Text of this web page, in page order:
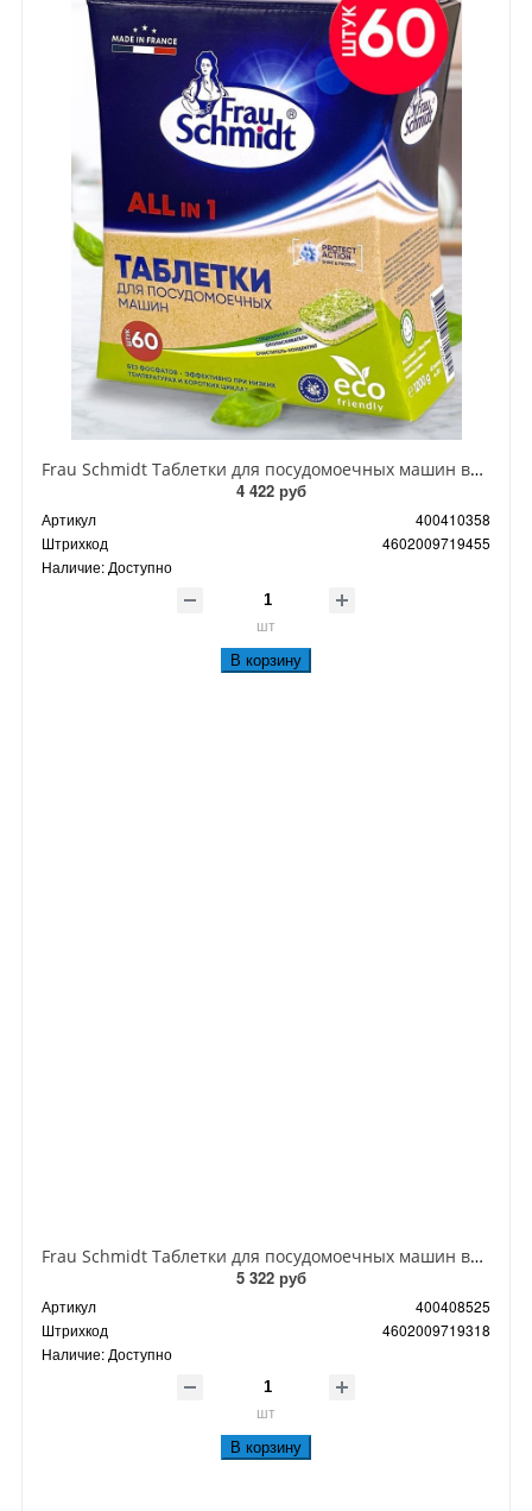
Frau Schmidt Таблетки для посудомоечных машин всё в одном без фосфатов 60 шт 1200 гр
4 422 руб
Артикул
400410358
Штрихкод
4602009719455
Наличие: Доступно
шт
В корзину
Frau Schmidt Таблетки для посудомоечных машин всё в одном без фосфатов 90 шт 1800 гр
5 322 руб
Артикул
400408525
Штрихкод
4602009719318
Наличие: Доступно
шт
В корзину